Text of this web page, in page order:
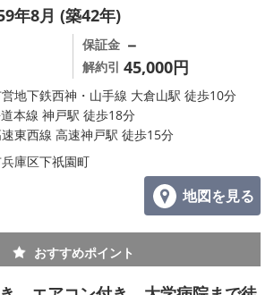
年8月 (築42年)
保証金 －
解約引 45,000円
地下鉄西神・山手線 大倉山駅 徒歩10分
道本線 神戸駅 徒歩18分
東西線 高速神戸駅 徒歩15分
庫区下祇園町
地図を見る
おすすめポイント